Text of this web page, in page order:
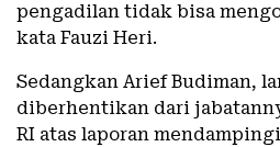
pengadilan tidak bisa
kata Fauzi Heri.
Sedangkan Arief Budiman,
diberhentikan dari
RI atas laporan